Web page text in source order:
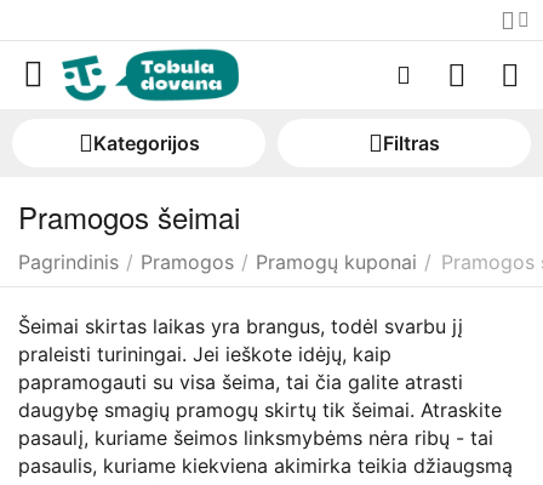
Kategorijos Filtras
Pramogos šeimai
Pagrindinis / Pramogos / Pramogų kuponai / Pramogos
Šeimai skirtas laikas yra brangus, todėl svarbu jį
praleisti turiningai. Jei ieškote idėjų, kaip
papramogauti su visa šeima, tai čia galite atrasti
daugybę smagių pramogų skirtų tik šeimai. Atraskite
pasaulį, kuriame šeimos linksmybėms nėra ribų - tai
pasaulis, kuriame kiekviena akimirka teikia džiaugsmą